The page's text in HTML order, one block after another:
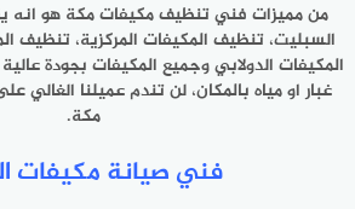
من مميزات فني تنظيف مكيفات مكة هو انه
السبليت، تنظيف المكيفات المركزية، تنظيف
المكيفات الدولابي وجميع المكيفات بجودة
غبار او مياه بالمكان، لن تندم عميلنا
مكة.
فني صيانة مكيفات